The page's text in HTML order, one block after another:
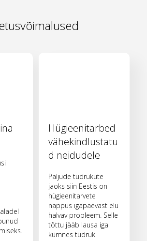
Hügieenitarbed
vähekindlustatu
d neidudele
Paljude tüdrukute
jaoks siin Eestis on
hügieenitarvete
nappus igapäevast elu
halvav probleem. Selle
tõttu jääb lausa iga
kümnes tüdruk